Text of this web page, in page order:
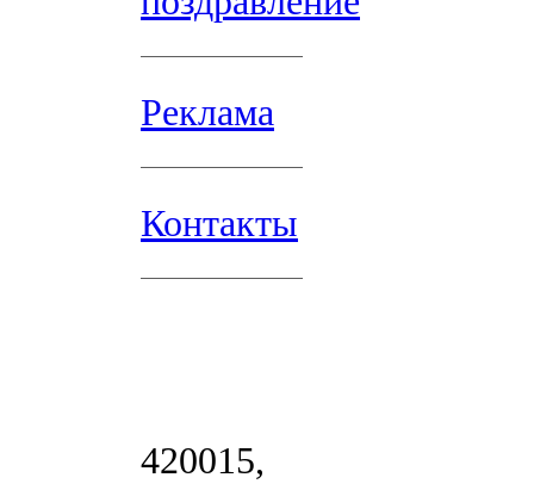
Реклама
Контакты
420015,